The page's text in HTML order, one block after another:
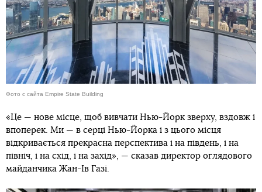
Фото с сайта Empire State Building
«Це — нове місце, щоб вивчати Нью-Йорк зверху, вздовж і
впоперек. Ми — в серці Нью-Йорка і з цього місця
відкривається прекрасна перспектива і на південь, і на
північ, і на схід, і на захід», — сказав директор оглядового
майданчика Жан-Ів Газі.